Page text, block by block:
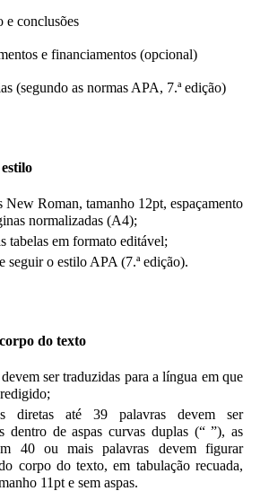
e conclusões
e financiamentos (opcional)
(segundo as normas APA, 7.ª edição)
New Roman, tamanho 12pt, espaçamento
normalizadas (A4);
tabelas em formato editável;
seguir o estilo APA (7.ª edição).
do texto
ser traduzidas para a língua em que
diretas até 39 palavras devem ser
dentro de aspas curvas duplas (“ ”), as
40 ou mais palavras devem figurar
corpo do texto, em tabulação recuada,
11pt e sem aspas.